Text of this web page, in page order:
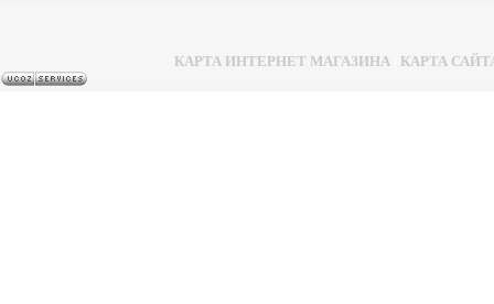
КАРТА ИНТЕРНЕТ МАГАЗИНА КАРТА